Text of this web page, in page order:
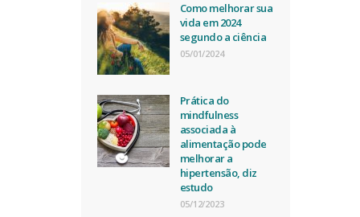
Como melhorar sua
vida em 2024
segundo a ciência
05/01/2024
Prática do
mindfulness
associada à
alimentação pode
melhorar a
hipertensão, diz
estudo
05/12/2023